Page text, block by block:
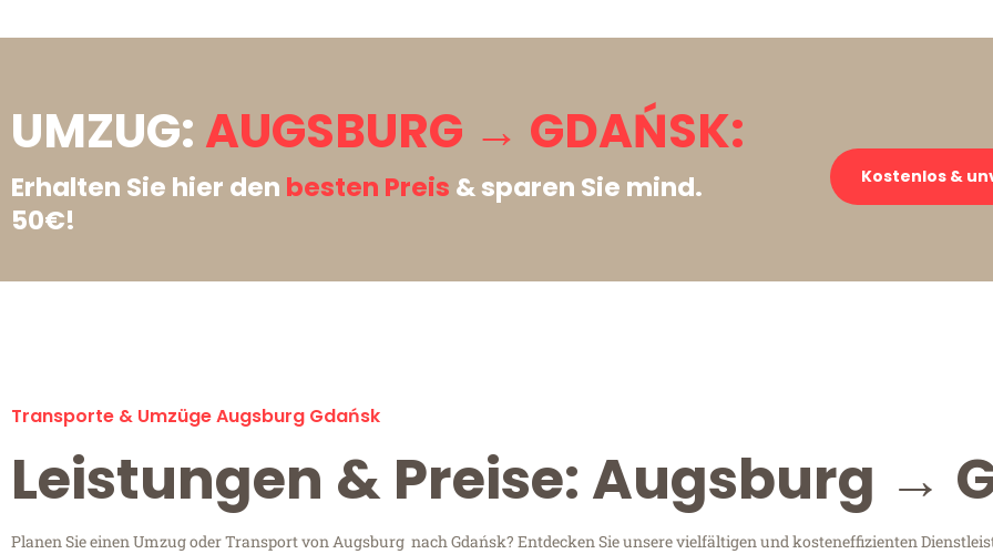
UMZUG: AUGSBURG → GDAŃSK:
Erhalten Sie hier den besten Preis & sparen Sie mind.
50€!
Kostenlos &
Transporte & Umzüge Augsburg Gdańsk
Leistungen & Preise: Augsburg →
Planen Sie einen Umzug oder Transport von Augsburg nach Gdańsk? Entdecken Sie unsere vielfältigen und kosteneffizienten